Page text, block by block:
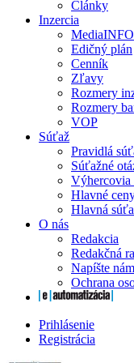
Články
Inzercia
MediaINFO
Edičný plán
Cenník
Zľavy
Rozmery
Rozmery
VOP
Súťaž
Pravidlá
Súťažné
Výhercovia
Hlavné
Hlavná
O nás
Redakcia
Redakčná
Napíšte nám
Ochrana
Prihlásenie
Registrácia